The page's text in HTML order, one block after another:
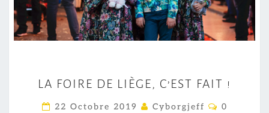
A
F
LA FOIRE DE LIÈGE, C’EST FAIT !
22 Octobre 2019 Cyborgjeff
C
0